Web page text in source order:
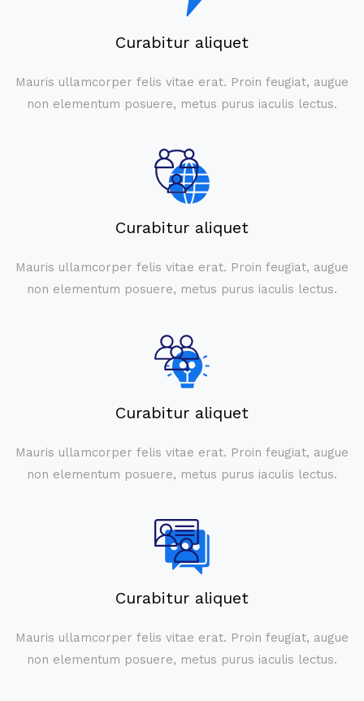
Curabitur aliquet
Mauris ullamcorper felis vitae erat. Proin feugiat, augue
non elementum posuere, metus purus iaculis lectus.
Curabitur aliquet
Mauris ullamcorper felis vitae erat. Proin feugiat, augue
non elementum posuere, metus purus iaculis lectus.
Curabitur aliquet
Mauris ullamcorper felis vitae erat. Proin feugiat, augue
non elementum posuere, metus purus iaculis lectus.
Curabitur aliquet
Mauris ullamcorper felis vitae erat. Proin feugiat, augue
non elementum posuere, metus purus iaculis lectus.